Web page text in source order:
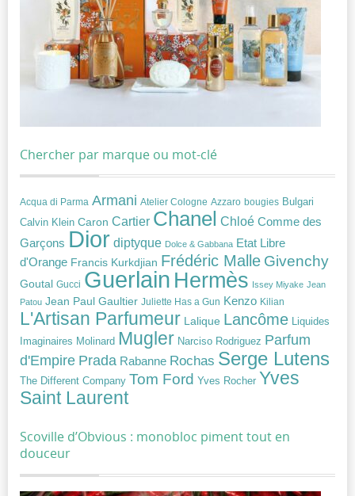
Chercher par marque ou mot-clé
Acqua di Parma Armani Atelier Cologne Azzaro bougies Bulgari
Calvin Klein Caron Cartier Chanel Chloé Comme des
Garçons Dior diptyque Dolce & Gabbana Etat Libre
d'Orange Francis Kurkdjian Frédéric Malle Givenchy
Goutal Gucci Guerlain Hermès Issey Miyake Jean
Patou Jean Paul Gaultier Juliette Has a Gun Kenzo Kilian
L'Artisan Parfumeur Lalique Lancôme Liquides
Imaginaires Molinard Mugler Narciso Rodriguez Parfum
d'Empire Prada Rabanne Rochas Serge Lutens
The Different Company Tom Ford Yves Rocher Yves
Saint Laurent
Scoville d’Obvious : monobloc piment tout en
douceur